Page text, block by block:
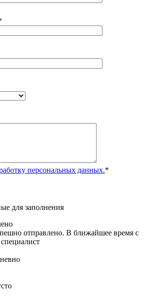
персональных данных.*
для заполнения
отправлено. В ближайшее время с